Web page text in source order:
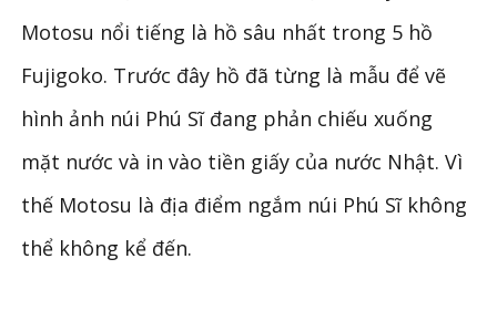
Motosu nổi tiếng là hồ sâu nhất trong 5 hồ
Fujigoko. Trước đây hồ đã từng là mẫu để vẽ
hình ảnh núi Phú Sĩ đang phản chiếu xuống
mặt nước và in vào tiền giấy của nước Nhật. Vì
thế Motosu là địa điểm ngắm núi Phú Sĩ không
thể không kể đến.